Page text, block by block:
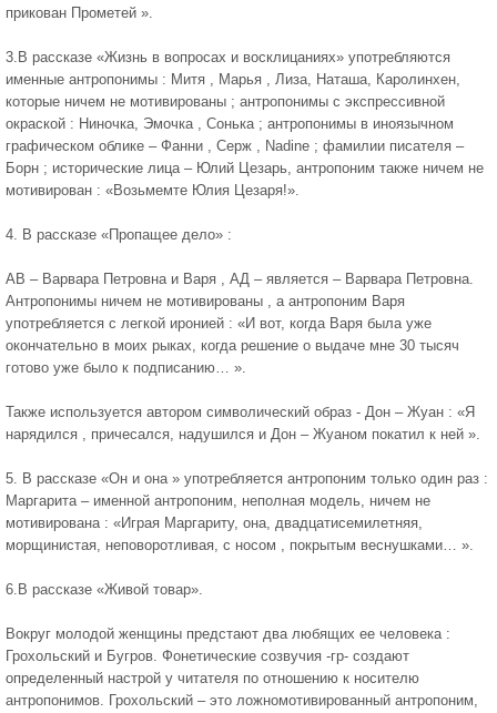
прикован Прометей ».
3.В рассказе «Жизнь в вопросах и восклицаниях» употребляются
именные антропонимы : Митя , Марья , Лиза, Наташа, Каролинхен,
которые ничем не мотивированы ; антропонимы с экспрессивной
окраской : Ниночка, Эмочка , Сонька ; антропонимы в иноязычном
графическом облике – Фанни , Серж , Nadine ; фамилии писателя –
Борн ; исторические лица – Юлий Цезарь, антропоним также ничем не
мотивирован : «Возьмемте Юлия Цезаря!».
4. В рассказе «Пропащее дело» :
АВ – Варвара Петровна и Варя , АД – является – Варвара Петровна.
Антропонимы ничем не мотивированы , а антропоним Варя
употребляется с легкой иронией : «И вот, когда Варя была уже
окончательно в моих рыках, когда решение о выдаче мне 30 тысяч
готово уже было к подписанию… ».
Также используется автором символический образ - Дон – Жуан : «Я
нарядился , причесался, надушился и Дон – Жуаном покатил к ней ».
5. В рассказе «Он и она » употребляется антропоним только один раз :
Маргарита – именной антропоним, неполная модель, ничем не
мотивирована : «Играя Маргариту, она, двадцатисемилетняя,
морщинистая, неповоротливая, с носом , покрытым веснушками… ».
6.В рассказе «Живой товар».
Вокруг молодой женщины предстают два любящих ее человека :
Грохольский и Бугров. Фонетические созвучия -гр- создают
определенный настрой у читателя по отношению к носителю
антропонимов. Грохольский – это ложномотивированный антропоним,